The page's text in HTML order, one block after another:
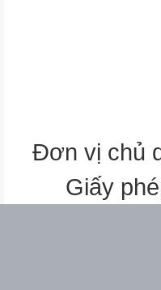
Đơn vị chủ
Giấy